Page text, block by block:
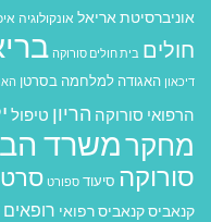
אוניברסיטת אריאל אונקולוגיה
חולים בית חולים סורוקה
דיכאון האגודה למלחמה בסרטן
הרפואי סורוקה הריון טיפול
מחקרמשרד
סורוקה סיעוד ספורט
קנאביסקנאביס רפואי רופאים